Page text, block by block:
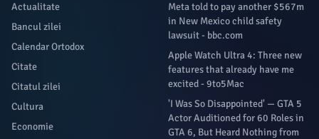
Actualitate
Bancul zilei
Calendar Ortodox
Citate
Citatul zilei
Cultura
Economie
Meta told to pay another $567m
in New Mexico child safety
lawsuit - bbc.com
Apple Watch Ultra 4: Three new
features that already have me
excited - 9to5Mac
'I Was So Disappointed' — GTA 5
Actor Auditioned for 60 Roles in
GTA 6, But Heard Nothing from